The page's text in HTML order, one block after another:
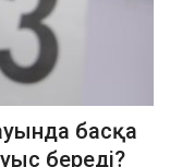
басқа
береді?